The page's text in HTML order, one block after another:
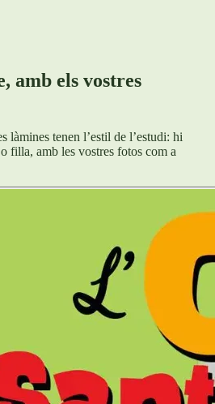
amb els vostres
làmines tenen l’estil de l’estudi: hi
filla, amb les vostres fotos com a